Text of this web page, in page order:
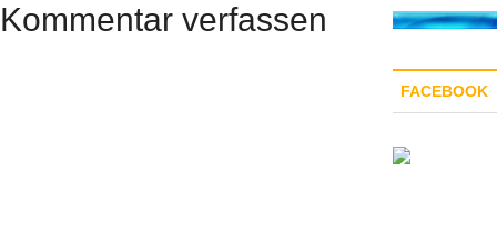
Kommentar verfassen
FACEBOOK